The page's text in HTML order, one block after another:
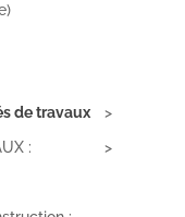
de travaux
: